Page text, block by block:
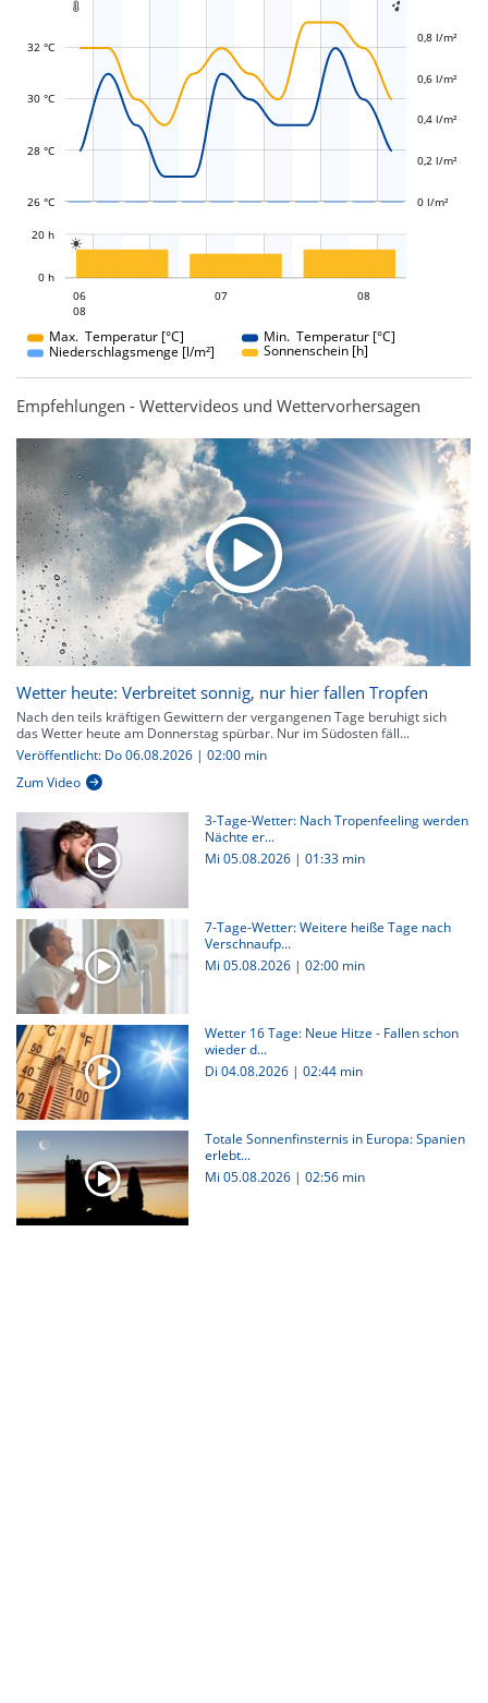
 
26 °C
28 °C
30 °C
32 °C
0 l/m²
0,2 l/m²
0,4 l/m²
0,6 l/m²
0,8 l/m²

0 h
20 h
06
08
07 08
Max. Temperatur [°C]
Min. Temperatur [°C]
Niederschlagsmenge [l/m²]
Sonnenschein [h]
Empfehlungen - Wettervideos und Wettervorhersagen
Wetter heute: Verbreitet sonnig, nur hier fallen Tropfen
Nach den teils kräftigen Gewittern der vergangenen Tage beruhigt sich
das Wetter heute am Donnerstag spürbar. Nur im Südosten fäll...
Veröffentlicht: Do 06.08.2026 | 02:00 min
Zum Video
3-Tage-Wetter: Nach Tropenfeeling werden
Nächte er...
Mi 05.08.2026 | 01:33 min
7-Tage-Wetter: Weitere heiße Tage nach
Verschnaufp...
Mi 05.08.2026 | 02:00 min
Wetter 16 Tage: Neue Hitze - Fallen schon
wieder d...
Di 04.08.2026 | 02:44 min
Totale Sonnenfinsternis in Europa: Spanien
erlebt...
Mi 05.08.2026 | 02:56 min